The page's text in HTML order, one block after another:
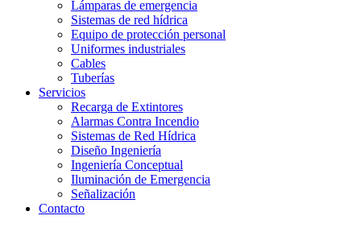
Lámparas de emergencia
Sistemas de red hídrica
Equipo de protección personal
Uniformes industriales
Cables
Tuberías
Servicios
Recarga de Extintores
Alarmas Contra Incendio
Sistemas de Red Hídrica
Diseño Ingeniería
Ingeniería Conceptual
Iluminación de Emergencia
Señalización
Contacto